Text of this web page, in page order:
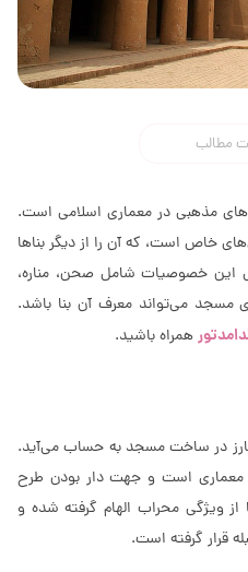
مطالب
مذهبی در معماری اسلامی است.
خاص است، که آن را از دیگر بناها
این خصوصیات شامل صحن، مناره،
مسجد می‌تواند معرف آن بنا باشد.
همراه باشید.
در ساخت مسجد به حساب می‌آید.
معماری است و جهت دار بودن طرح
ویژگی محراب الهام گرفته شده و
قرار گرفته است.